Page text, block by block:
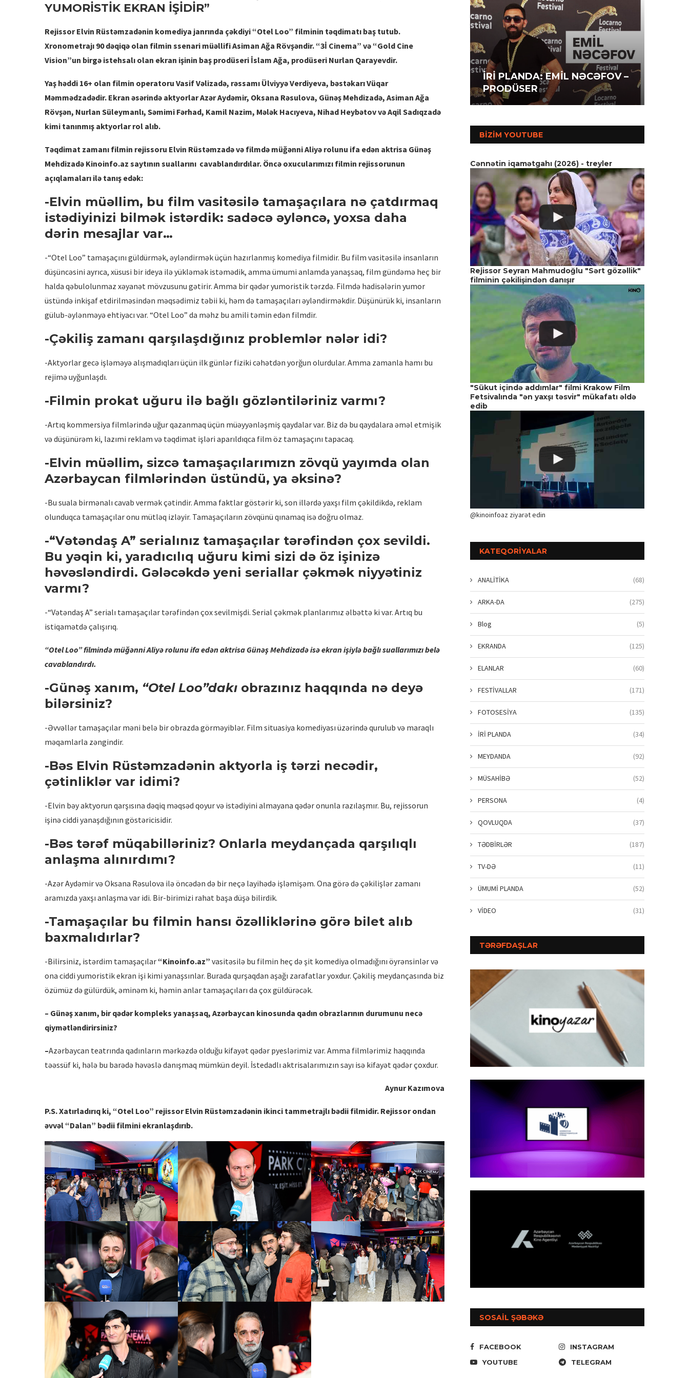
YUMORİSTİK EKRAN İŞİDİR”
Rejissor Elvin Rüstəmzadənin komediya janrında çəkdiyi “Otel Loo” filminin təqdimatı baş tutub.
Xronometrajı 90 dəqiqə olan filmin ssenari müəllifi Asiman Ağa Rövşəndir. “3İ Cinema” və “Gold Cine
Vision”un birgə istehsalı olan ekran işinin baş prodüseri İslam Ağa, prodüseri Nurlan Qarayevdir.
Yaş həddi 16+ olan filmin operatoru Vasif Vəlizadə, rəssamı Ülviyyə Verdiyeva, bəstəkarı Vüqar
Məmmədzadədir. Ekran əsərində aktyorlar Azər Aydəmir, Oksana Rəsulova, Günəş Mehdizadə, Asiman Ağa
Rövşən, Nurlan Süleymanlı, Səmimi Fərhad, Kamil Nazim, Mələk Hacıyeva, Nihad Heybətov və Aqil Sadıqzadə
kimi tanınmış aktyorlar rol alıb.
Təqdimat zamanı filmin rejissoru Elvin Rüstəmzadə və filmdə müğənni Aliyə rolunu ifa edən aktrisa Günəş
Mehdizadə Kinoinfo.az saytının suallarını cavablandırdılar. Öncə oxucularımızı filmin rejissorunun
açıqlamaları ilə tanış edək:
-Elvin müəllim, bu film vasitəsilə tamaşaçılara nə çatdırmaq
istədiyinizi bilmək istərdik: sadəcə əyləncə, yoxsa daha
dərin mesajlar var…
-“Otel Loo” tamaşaçını güldürmək, əyləndirmək üçün hazırlanmış komediya filmidir. Bu film vasitəsilə insanların
düşüncəsini ayrıca, xüsusi bir ideya ilə yükləmək istəmədik, amma ümumi anlamda yanaşsaq, film gündəmə heç bir
halda qəbulolunmaz xəyanət mövzusunu gətirir. Amma bir qədər yumoristik tərzdə. Filmdə hadisələrin yumor
üstündə inkişaf etdirilməsindən məqsədimiz təbii ki, həm də tamaşaçıları əyləndirməkdir. Düşünürük ki, insanların
gülub-əylənməyə ehtiyacı var. “Otel Loo” da məhz bu amili təmin edən filmdir.
-Çəkiliş zamanı qarşılaşdığınız problemlər nələr idi?
-Aktyorlar gecə işləməyə alışmadıqları üçün ilk günlər fiziki cəhətdən yorğun olurdular. Amma zamanla hamı bu
rejimə uyğunlaşdı.
-Filmin prokat uğuru ilə bağlı gözləntiləriniz varmı?
-Artıq kommersiya filmlərində uğur qazanmaq üçün müəyyənləşmiş qaydalar var. Biz də bu qaydalara əməl etmişik
və düşünürəm ki, lazımi reklam və təqdimat işləri aparıldıqca film öz tamaşaçını tapacaq.
-Elvin müəllim, sizcə tamaşaçılarımızn zövqü yayımda olan
Azərbaycan filmlərindən üstündü, ya əksinə?
-Bu suala birmənalı cavab vermək çətindir. Amma faktlar göstərir ki, son illərdə yaxşı film çəkildikdə, reklam
olunduqca tamaşaçılar onu mütləq izləyir. Tamaşaçıların zövqünü qınamaq isə doğru olmaz.
-“Vətəndaş A” serialınız tamaşaçılar tərəfindən çox sevildi.
Bu yəqin ki, yaradıcılıq uğuru kimi sizi də öz işinizə
həvəsləndirdi. Gələcəkdə yeni seriallar çəkmək niyyətiniz
varmı?
-“Vətəndaş A” serialı tamaşaçılar tərəfindən çox sevilmişdi. Serial çəkmək planlarımız əlbəttə ki var. Artıq bu
istiqamətdə çalışırıq.
“Otel Loo” filmində müğənni Aliyə rolunu ifa edən aktrisa Günəş Mehdizadə isə ekran işiylə bağlı suallarımızı belə
cavablandırdı.
-Günəş xanım, “Otel Loo”dakı obrazınız haqqında nə deyə
bilərsiniz?
-Əvvəllər tamaşaçılar məni belə bir obrazda görməyiblər. Film situasiya komediyası üzərində qurulub və maraqlı
məqamlarla zəngindir.
-Bəs Elvin Rüstəmzadənin aktyorla iş tərzi necədir,
çətinliklər var idimi?
-Elvin bəy aktyorun qarşısına dəqiq məqsəd qoyur və istədiyini almayana qədər onunla razılaşmır. Bu, rejissorun
işinə ciddi yanaşdığının göstəricisidir.
-Bəs tərəf müqabilləriniz? Onlarla meydançada qarşılıqlı
anlaşma alınırdımı?
-Azər Aydəmir və Oksana Rəsulova ilə öncədən də bir neçə layihədə işləmişəm. Ona görə də çəkilişlər zamanı
aramızda yaxşı anlaşma var idi. Bir-birimizi rahat başa düşə bilirdik.
-Tamaşaçılar bu filmin hansı özəlliklərinə görə bilet alıb
baxmalıdırlar?
-Bilirsiniz, istərdim tamaşaçılar “Kinoinfo.az” vasitəsilə bu filmin heç də şit komediya olmadığını öyrənsinlər və
ona ciddi yumoristik ekran işi kimi yanaşsınlar. Burada qurşaqdan aşağı zarafatlar yoxdur. Çəkiliş meydançasında biz
özümüz də gülürdük, əminəm ki, həmin anlar tamaşaçıları da çox güldürəcək.
– Günəş xanım, bir qədər kompleks yanaşsaq, Azərbaycan kinosunda qadın obrazlarının durumunu necə
qiymətləndirirsiniz?
–Azərbaycan teatrında qadınların mərkəzdə olduğu kifayət qədər pyeslərimiz var. Amma filmlərimiz haqqında
təəssüf ki, hələ bu barədə həvəslə danışmaq mümkün deyil. İstedadlı aktrisalarımızın sayı isə kifayət qədər çoxdur.
Aynur Kazımova
P.S. Xatırladırıq ki, “Otel Loo” rejissor Elvin Rüstəmzadənin ikinci tammetrajlı bədii filmidir. Rejissor ondan
əvvəl “Dalan” bədii filmini ekranlaşdırıb.
PRODÜSER
İRİ PLANDA: İLAHƏ
HƏSƏNOVA – AKTRİSA
BIZIM YOUTUBE
Cənnətin iqamətgahı (2026) - treyler
Rejissor Seyran Mahmudoğlu "Sərt gözəllik"
filminin çəkilişindən danışır
"Sükut içində addımlar" filmi Krakow Film
Fetsivalında "ən yaxşı təsvir" mükafatı əldə
edib
@kinoinfoaz ziyarət edin
KATEQORIYALAR
ANALİTİKA (68)
ARKA-DA (275)
Blog (5)
EKRANDA (125)
ELANLAR (60)
FESTİVALLAR (171)
FOTOSESİYA (135)
İRİ PLANDA (34)
MEYDANDA (92)
MÜSAHİBƏ (52)
PERSONA (4)
QOVLUQDA (37)
TƏDBİRLƏR (187)
TV-DƏ (11)
ÜMUMİ PLANDA (52)
VİDEO (31)
TƏRƏFDAŞLAR
SOSAİL ŞƏBƏKƏ
FACEBOOK
INSTAGRAM
YOUTUBE
TELEGRAM